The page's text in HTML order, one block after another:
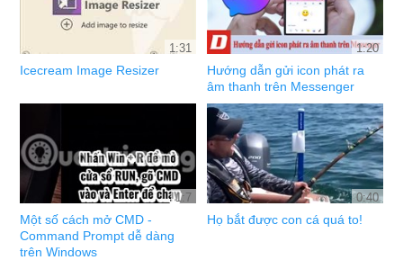
1:31
Icecream Image Resizer
1:20
Hướng dẫn gửi icon phát ra
âm thanh trên Messenger
1:7
Một số cách mở CMD -
Command Prompt dễ dàng
trên Windows
0:40
Họ bắt được con cá quá to!